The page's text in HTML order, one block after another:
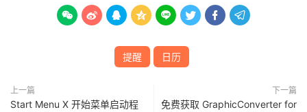
       
提醒 日历
上一篇
Start Menu X 开始菜单启动程
下一篇
免费获取 GraphicConverter for